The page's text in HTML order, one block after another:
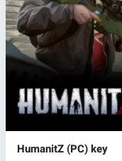
HumanitZ (PC) key